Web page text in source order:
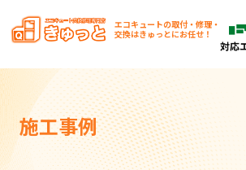
トップページ
きゅっとが選ばれる理由
エコキュートの取付・修理・
交換はきゅっとにお任せ！
施工事例